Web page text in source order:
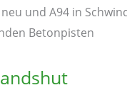
und A94 in
Betonpisten